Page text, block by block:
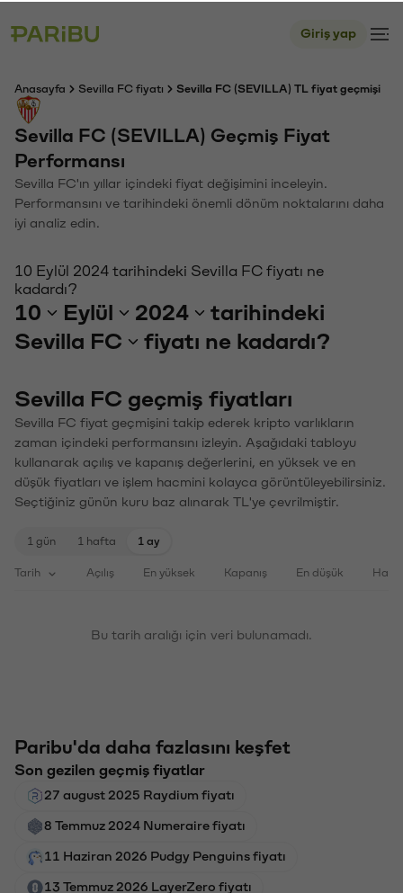
Giriş yap
Anasayfa Sevilla FC fiyatı Sevilla FC (SEVILLA) TL fiyat geçmişi
Sevilla FC (SEVILLA) Geçmiş Fiyat
Performansı
Sevilla FC'ın yıllar içindeki fiyat değişimini inceleyin.
Performansını ve tarihindeki önemli dönüm noktalarını daha
iyi analiz edin.
10 Eylül 2024 tarihindeki Sevilla FC fiyatı ne
kadardı?
10 Eylül 2024
tarihindeki
Sevilla FC
fiyatı ne kadardı?
Sevilla FC geçmiş fiyatları
Sevilla FC fiyat geçmişini takip ederek kripto varlıkların
zaman içindeki performansını izleyin. Aşağıdaki tabloyu
kullanarak açılış ve kapanış değerlerini, en yüksek ve en
düşük fiyatları ve işlem hacmini kolayca görüntüleyebilirsiniz.
Seçtiğiniz günün kuru baz alınarak TL'ye çevrilmiştir.
1 gün 1 hafta 1 ay
Tarih Açılış En yüksek Kapanış En düşük
Bu tarih aralığı için veri bulunamadı.
Paribu'da daha fazlasını keşfet
Son gezilen geçmiş fiyatlar
27 august 2025 Raydium fiyatı
8 Temmuz 2024 Numeraire fiyatı
11 Haziran 2026 Pudgy Penguins fiyatı
13 Temmuz 2026 LayerZero fiyatı